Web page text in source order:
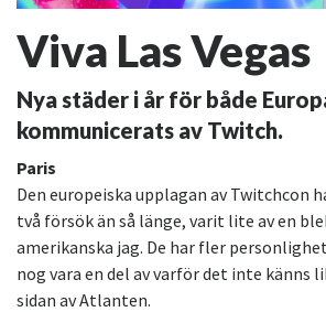
Viva Las Vegas
Nya städer i år för både
kommunicerats av Twitch.
Paris
Den europeiska upplagan av Twitchcon
två försök än så länge, varit lite av en
amerikanska jag. De har fler
nog vara en del av varför det inte känns
sidan av Atlanten.